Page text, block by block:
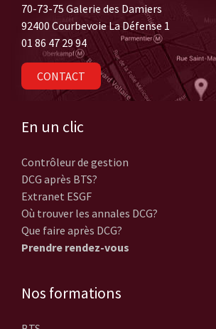
70-73-75 Galerie des Damiers
92400 Courbevoie La Défense 1
01 86 47 29 94
CONTACT
En un clic
Contrôleur de gestion
DCG après BTS?
Extranet ESGF
Où trouver les annales DCG?
Que faire après DCG?
Prendre rendez-vous
Nos formations